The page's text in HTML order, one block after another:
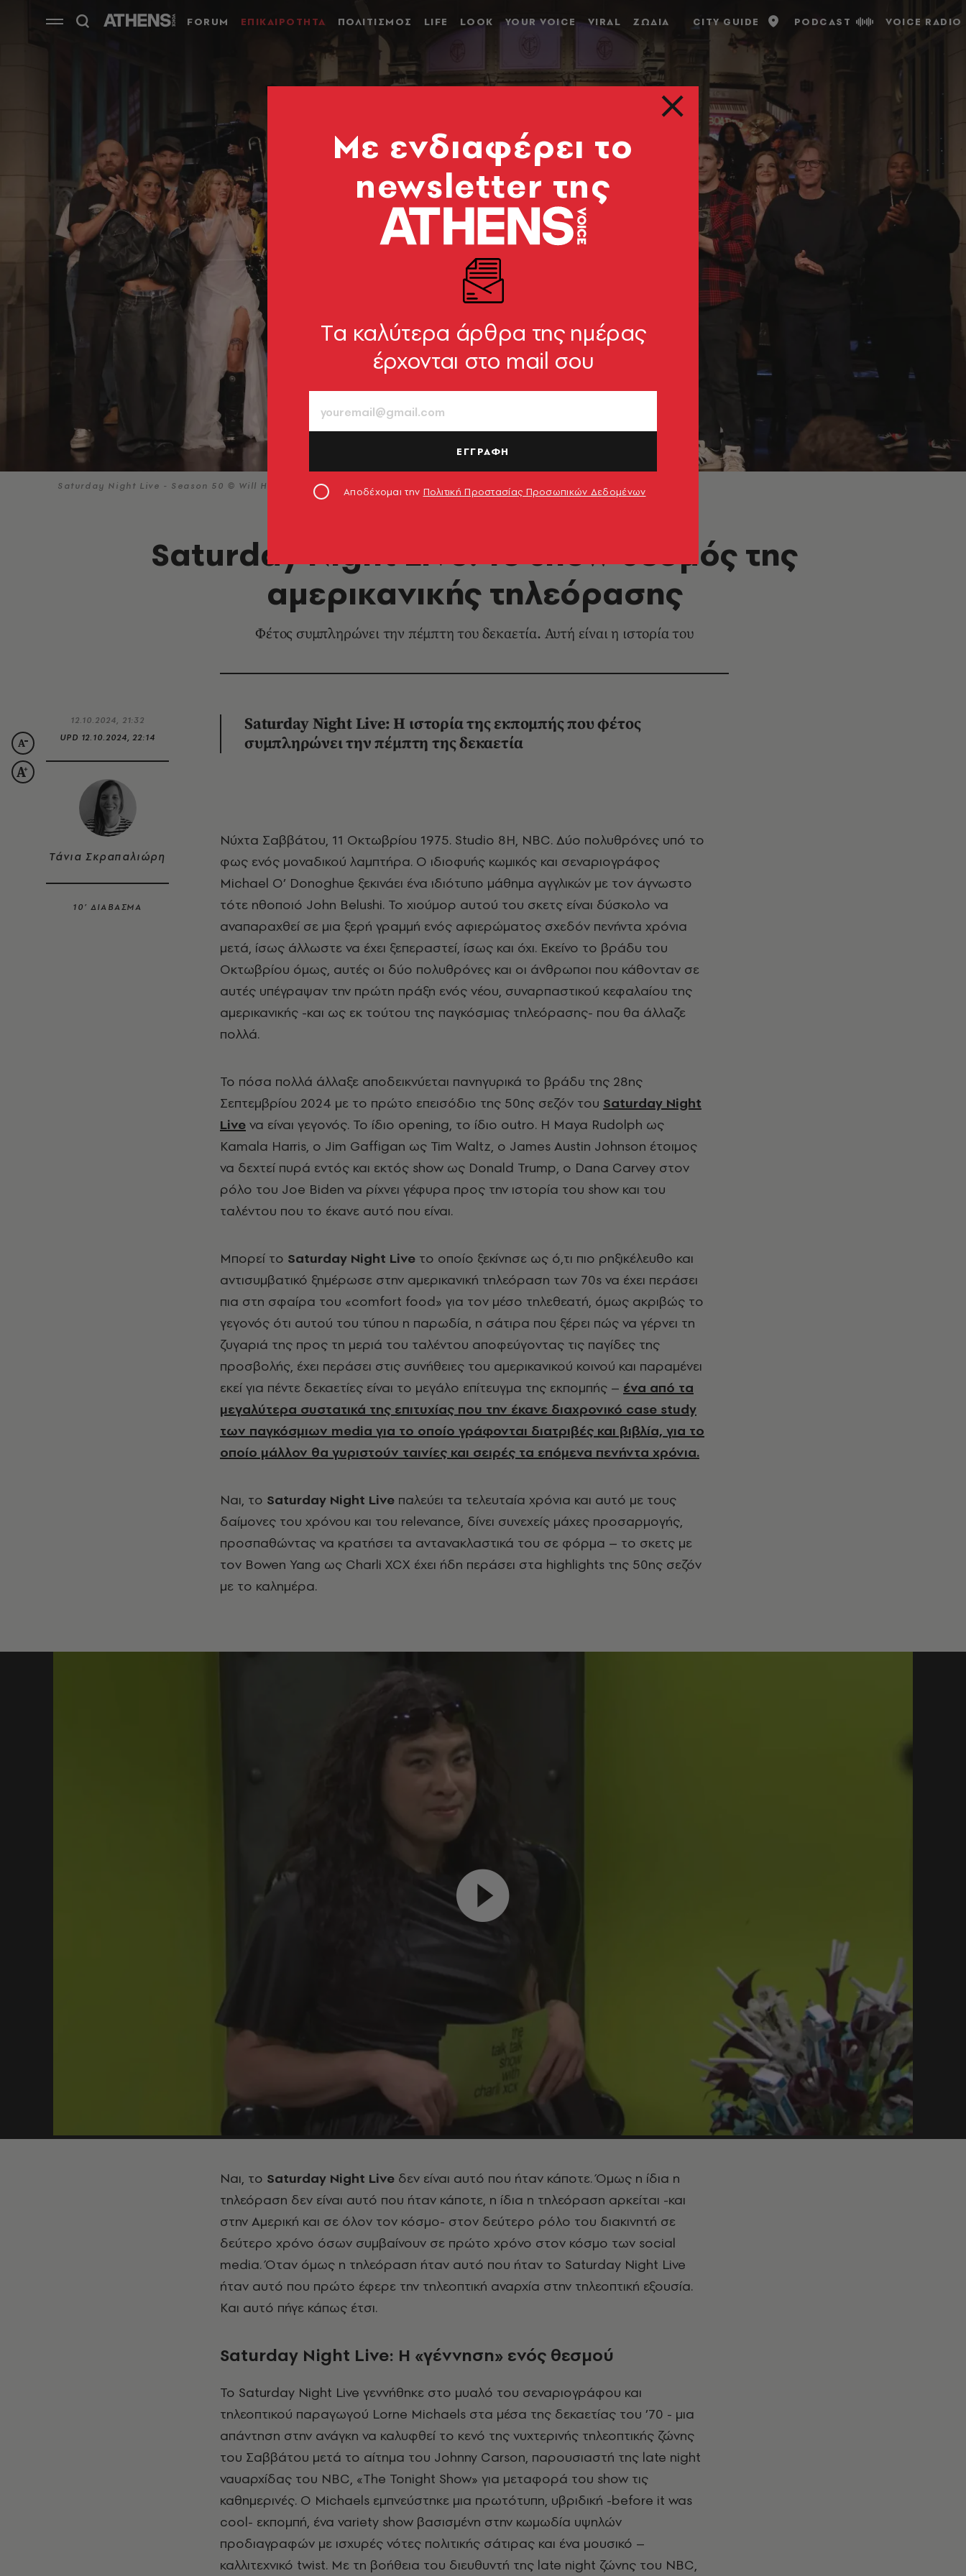
FORUM ΕΠΙΚΑΙΡΟΤΗΤΑ ΠΟΛΙΤΙΣΜΟΣ LIFE LOOK YOUR VOICE VIRAL ΖΩΔΙΑ CITY GUIDE PODCAST VOICE RADIO
Saturday Night Live - Season 50 © Will Heath/NBC via Getty Images
Saturday Night Live: To show θεσμός της
αμερικανικής τηλεόρασης
Φέτος συμπληρώνει την πέμπτη του δεκαετία. Αυτή είναι η ιστορία του
12.10.2024, 21:32
UPD 12.10.2024, 22:14
Τάνια Σκραπαλιώρη
10’ ΔΙΑΒΑΣΜΑ
SaturdayNightLive: Η ιστορία τηςεκπομπής που φέτος
συμπληρώνει την πέμπτη της δεκαετία
Νύχτα Σαββάτου, 11 Οκτωβρίου 1975. Studio 8Η, NBC. Δύο πολυθρόνες υπό το
φως ενός μοναδικού λαμπτήρα. O ιδιοφυής κωμικός και σεναριογράφος
Michael O’ Donoghue ξεκινάει ένα ιδιότυπο μάθημα αγγλικών με τον άγνωστο
τότε ηθοποιό John Belushi. Το χιούμορ αυτού του σκετς είναι δύσκολο να
αναπαραχθεί σε μια ξερή γραμμή ενός αφιερώματος σχεδόν πενήντα χρόνια
μετά, ίσως άλλωστε να έχει ξεπεραστεί, ίσως και όχι. Εκείνο το βράδυ του
Οκτωβρίου όμως, αυτές οι δύο πολυθρόνες και οι άνθρωποι που κάθονταν σε
αυτές υπέγραψαν την πρώτη πράξη ενός νέου, συναρπαστικού κεφαλαίου της
αμερικανικής -και ως εκ τούτου της παγκόσμιας τηλεόρασης- που θα άλλαζε
πολλά.
Το πόσα πολλά άλλαξε αποδεικνύεται πανηγυρικά το βράδυ της 28ης
Σεπτεμβρίου 2024 με το πρώτο επεισόδιο της 50ης σεζόν του Saturday Night
Live να είναι γεγονός. Το ίδιο opening, το ίδιο outro. Η Maya Rudolph ως
Kamala Harris, ο Jim Gaffigan ως Tim Waltz, o James Austin Johnson έτοιμος
να δεχτεί πυρά εντός και εκτός show ως Donald Trump, ο Dana Carvey στον
ρόλο του Joe Biden να ρίχνει γέφυρα προς την ιστορία του show και του
ταλέντου που το έκανε αυτό που είναι.
Μπορεί το Saturday Night Live το οποίο ξεκίνησε ως ό,τι πιο ρηξικέλευθο και
αντισυμβατικό ξημέρωσε στην αμερικανική τηλεόραση των 70s να έχει περάσει
πια στη σφαίρα του «comfort food» για τον μέσο τηλεθεατή, όμως ακριβώς το
γεγονός ότι αυτού του τύπου η παρωδία, η σάτιρα που ξέρει πώς να γέρνει τη
ζυγαριά της προς τη μεριά του ταλέντου αποφεύγοντας τις παγίδες της
προσβολής, έχει περάσει στις συνήθειες του αμερικανικού κοινού και παραμένει
εκεί για πέντε δεκαετίες είναι το μεγάλο επίτευγμα της εκπομπής – ένα από τα
μεγαλύτερα συστατικά της επιτυχίας που την έκανε διαχρονικό case study
των παγκόσμιων media για το οποίο γράφονται διατριβές και βιβλία, για το
οποίο μάλλον θα γυριστούν ταινίες και σειρές τα επόμενα πενήντα χρόνια.
Ναι, το Saturday Night Live παλεύει τα τελευταία χρόνια και αυτό με τους
δαίμονες του χρόνου και του relevance, δίνει συνεχείς μάχες προσαρμογής,
προσπαθώντας να κρατήσει τα αντανακλαστικά του σε φόρμα – το σκετς με
τον Bowen Yang ως Charli XCX έχει ήδη περάσει στα highlights της 50ης σεζόν
με το καλημέρα.
Ναι, το Saturday Night Live δεν είναι αυτό που ήταν κάποτε. Όμως η ίδια η
τηλεόραση δεν είναι αυτό που ήταν κάποτε, η ίδια η τηλεόραση αρκείται -και
στην Αμερική και σε όλον τον κόσμο- στον δεύτερο ρόλο του διακινητή σε
δεύτερο χρόνο όσων συμβαίνουν σε πρώτο χρόνο στον κόσμο των social
media. Όταν όμως η τηλεόραση ήταν αυτό που ήταν το Saturday Night Live
ήταν αυτό που πρώτο έφερε την τηλεοπτική αναρχία στην τηλεοπτική εξουσία.
Και αυτό πήγε κάπως έτσι.
Saturday Night Live: H «γέννηση» ενός θεσμού
Το Saturday Night Live γεννήθηκε στο μυαλό του σεναριογράφου και
τηλεοπτικού παραγωγού Lorne Michaels στα μέσα της δεκαετίας του ’70 - μια
απάντηση στην ανάγκη να καλυφθεί το κενό της νυχτερινής τηλεοπτικής ζώνης
του Σαββάτου μετά το αίτημα του Johnny Carson, παρουσιαστή της late night
ναυαρχίδας του NBC, «The Tonight Show» για μεταφορά του show τις
καθημερινές. Ο Michaels εμπνεύστηκε μια πρωτότυπη, υβριδική -before it was
cool- εκπομπή, ένα variety show βασισμένη στην κωμωδία υψηλών
προδιαγραφών με ισχυρές νότες πολιτικής σάτιρας και ένα μουσικό –
καλλιτεχνικό twist. Με τη βοήθεια του διευθυντή της late night ζώνης του NBC,
Mε ενδιαφέρει το
newsletter της
Tα καλύτερα άρθρα της ημέρας
έρχονται στο mail σου
ΕΓΓΡΑΦΗ
Αποδέχομαι την Πολιτική Προστασίας Προσωπικών Δεδομένων